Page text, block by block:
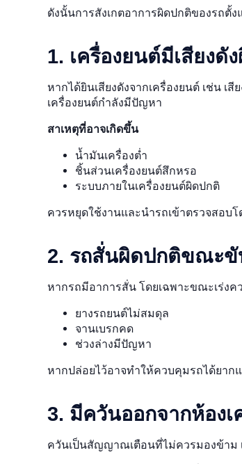
ดังนั้นการสังเกตอาการผิดปกติของรถตั้
1. เครื่องยนต์มีเสียงดั
หากได้ยินเสียงดังจากเครื่องยนต์ เช่น เ
เครื่องยนต์กำลังมีปัญหา
สาเหตุที่อาจเกิดขึ้น
น้ำมันเครื่องต่ำ
ชิ้นส่วนเครื่องยนต์สึกหรอ
ระบบภายในเครื่องยนต์ผิดปกติ
ควรหยุดใช้งานและนำรถเข้าตรวจสอบ
2. รถสั่นผิดปกติขณะ
หากรถมีอาการสั่น โดยเฉพาะขณะเร่งค
ยางรถยนต์ไม่สมดุล
จานเบรกคด
ช่วงล่างมีปัญหา
หากปล่อยไว้อาจทำให้ควบคุมรถได้ยาก
3. มีควันออกจากห้องเ
ควันเป็นสัญญาณเตือนที่ไม่ควรมองข้าม